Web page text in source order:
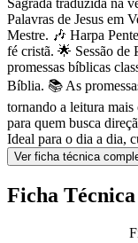
Sagrada traduzida na
Palavras de Jesus em
Mestre. 🎶 Harpa
fé cristã. 🌟 Sessão de
promessas bíblicas
Bíblia. 📚 As
tornando a leitura
para quem busca
Ideal para o dia a dia,
Ver ficha técnica
Ficha Técnica